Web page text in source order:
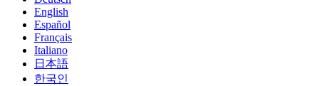
English
Español
Français
Italiano
日本語
한국인